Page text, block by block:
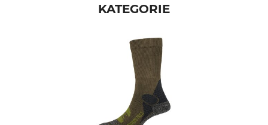
Für
Farbe
olive
KATEGORIE